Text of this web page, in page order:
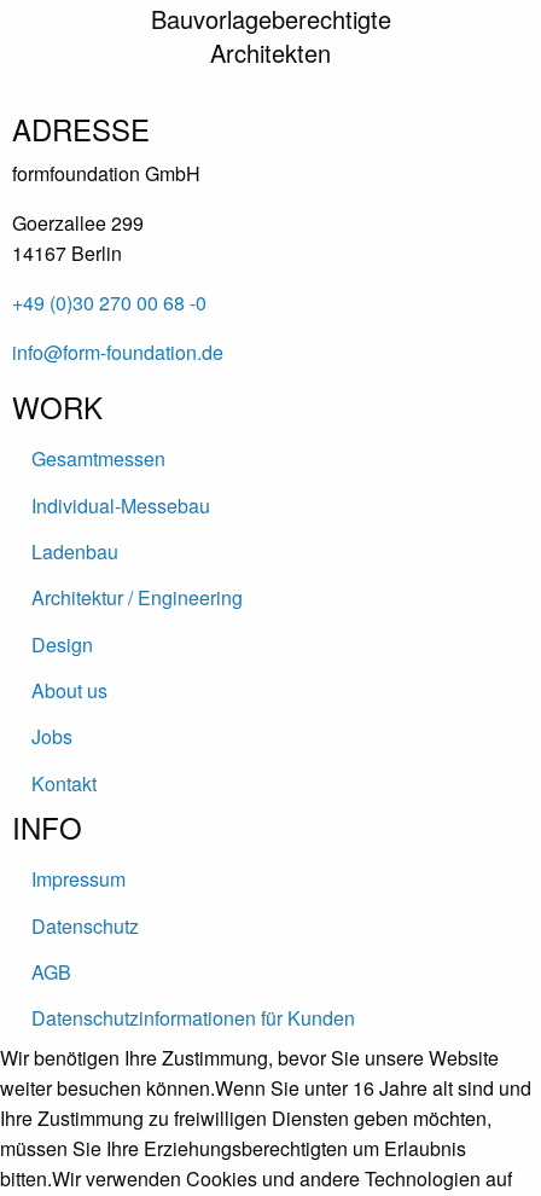
Bauvorlageberechtigte
Architekten
ADRESSE
formfoundation GmbH
Goerzallee 299
14167 Berlin
+49 (0)30 270 00 68 -0
info@form-foundation.de
WORK
Gesamtmessen
Individual-Messebau
Ladenbau
Architektur / Engineering
Design
About us
Jobs
Kontakt
INFO
Impressum
Datenschutz
AGB
Datenschutz­informationen für Kunden
Wir benötigen Ihre Zustimmung, bevor Sie unsere Website
weiter besuchen können.Wenn Sie unter 16 Jahre alt sind und
Ihre Zustimmung zu freiwilligen Diensten geben möchten,
müssen Sie Ihre Erziehungsberechtigten um Erlaubnis
bitten.Wir verwenden Cookies und andere Technologien auf